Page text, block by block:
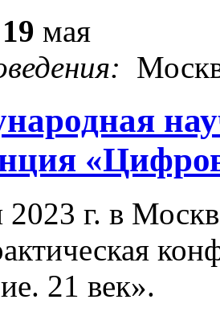
19 мая
2023 г. в
21 век».